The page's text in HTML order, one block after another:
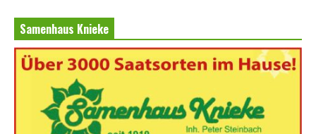
Samenhaus Knieke